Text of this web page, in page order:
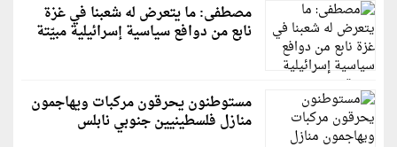
مصطفى: ما يتعرض له شعبنا في غزة
نابع من دوافع سياسية إسرائيلية مبيّتة
مستوطنون يحرقون مركبات ويهاجمون
منازل فلسطينيين جنوبي نابلس